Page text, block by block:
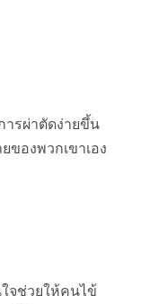
ารผ่าตัดง่ายขึ้น
ของพวกเขาเอง
จช่วยให้คนไข้